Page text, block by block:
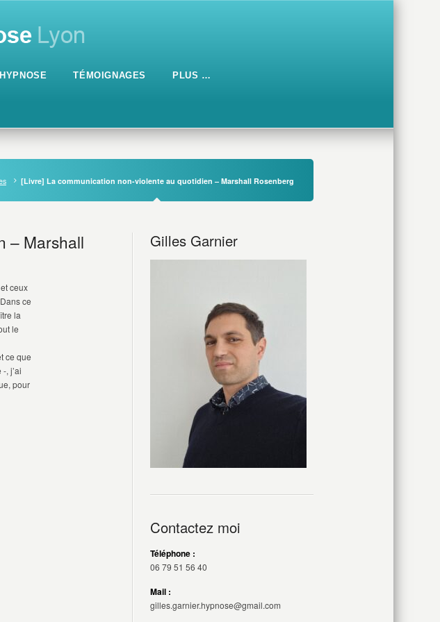
TÉMOIGNAGES PLUS …
[Livre] La communication non-violente au quotidien – Marshall Rosenberg
– Marshall
ceux
ce
la
le
ce que
, j’ai
pour
Gilles Garnier
Contactez moi
Téléphone :
06 79 51 56 40
Mail :
gilles.garnier.hypnose@gmail.com